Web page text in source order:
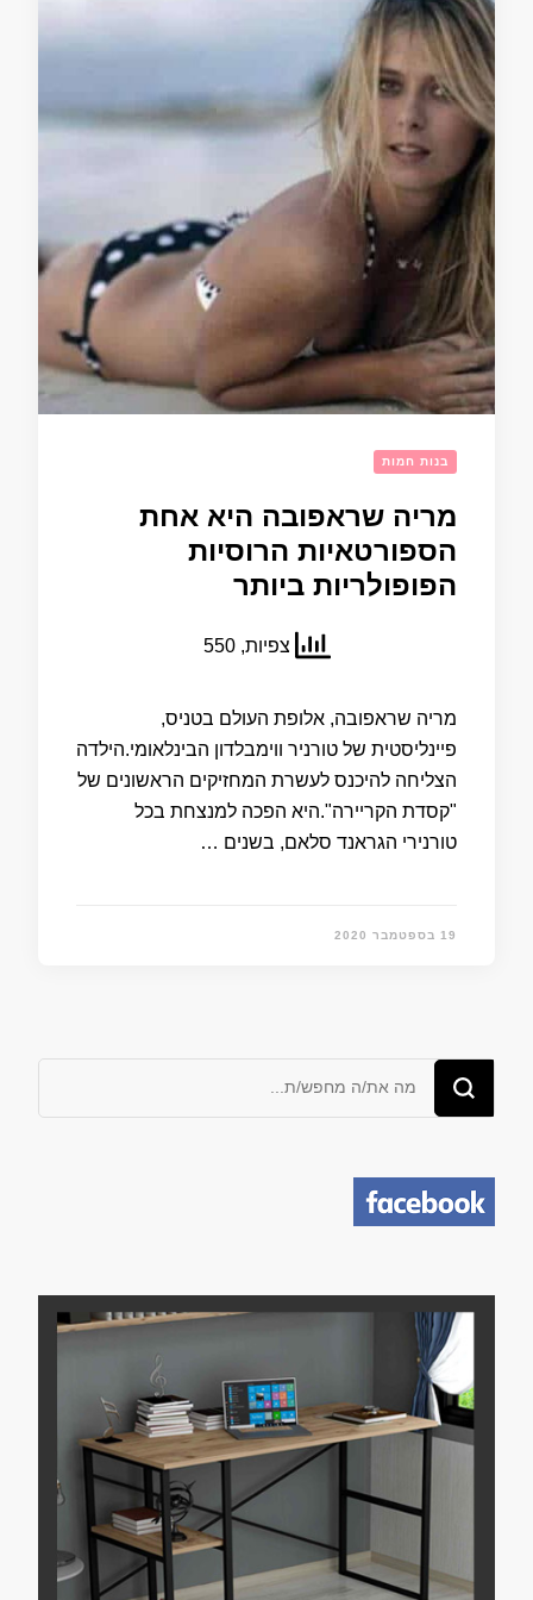
בנות חמות
מריה שראפובה היא אחת
הספורטאיות הרוסיות
הפופולריות ביותר
צפיות, 550
מריה שראפובה, אלופת העולם בטניס,
פיינליסטית של טורניר ווימבלדון הבינלאומי.הילדה
הצליחה להיכנס לעשרת המחזיקים הראשונים של
"קסדת הקריירה".היא הפכה למנצחת בכל
טורנירי הגראנד סלאם, בשנים …
19 בספטמבר 2020
מחפש/ת
משהו?